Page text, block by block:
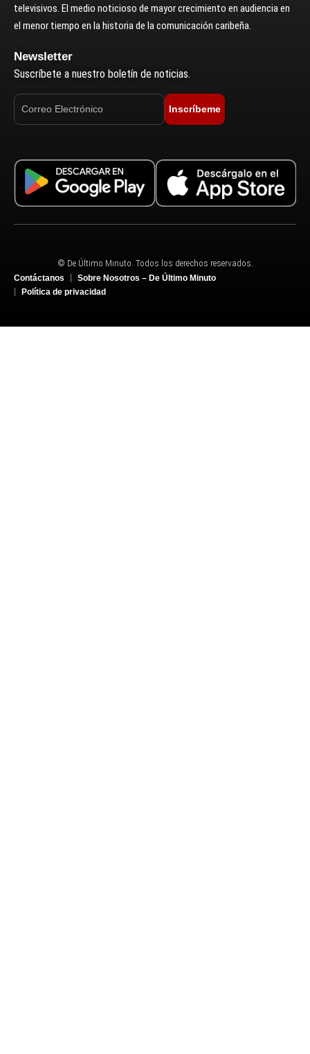
televisivos. El medio noticioso de mayor crecimiento en audiencia en
el menor tiempo en la historia de la comunicación caribeña.
Newsletter
Suscríbete a nuestro boletín de noticias.
Inscríbeme
© De Último Minuto. Todos los derechos reservados.
Contáctanos
Sobre Nosotros – De Último Minuto
Política de privacidad